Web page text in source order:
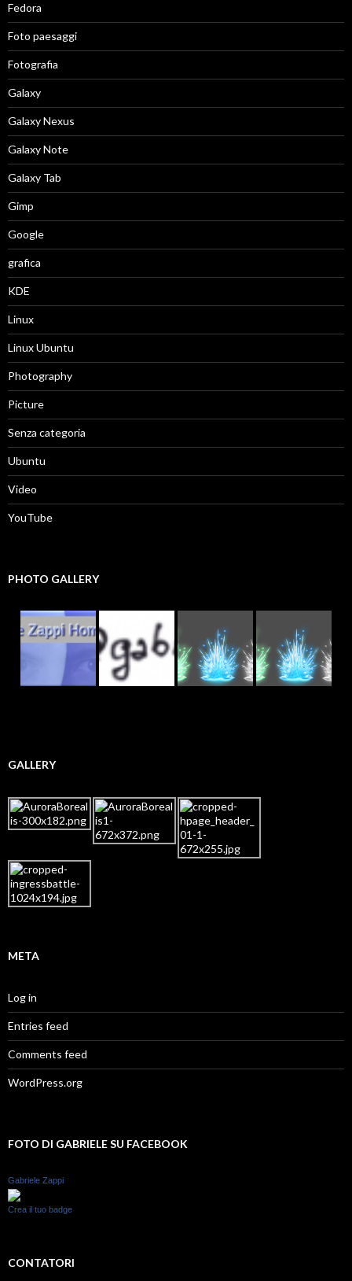
Fedora
Foto paesaggi
Fotografia
Galaxy
Galaxy Nexus
Galaxy Note
Galaxy Tab
Gimp
Google
grafica
KDE
Linux
Linux Ubuntu
Photography
Picture
Senza categoria
Ubuntu
Video
YouTube
PHOTO GALLERY
GALLERY
META
Log in
Entries feed
Comments feed
WordPress.org
FOTO DI GABRIELE SU FACEBOOK
Gabriele Zappi
Crea il tuo badge
CONTATORI